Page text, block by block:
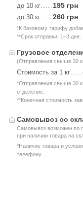
до 10 кг.....195 грн
до 30 кг.....260 грн
*К базовому тарифу
**Срок отправки: 1–3 дня.
Грузовое
(Отправления свыше 30
Стоимость за 1 кг.....
*Отправления свыше 30
отделение.
**Конечная стоимость
Самовывоз со
Самовывоз возможен по
при наличии товара на
*Наличие товара и
телефону.